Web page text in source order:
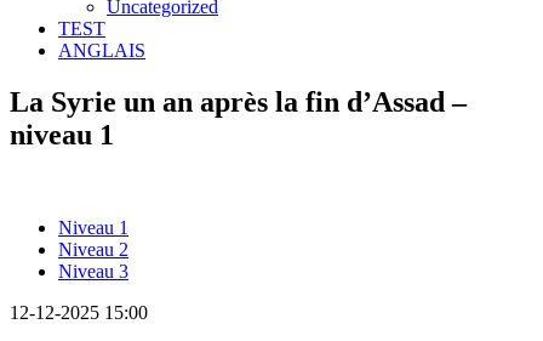
Uncategorized
TEST
ANGLAIS
La Syrie un an après la fin d’Assad –
niveau 1
Niveau 1
Niveau 2
Niveau 3
12-12-2025 15:00